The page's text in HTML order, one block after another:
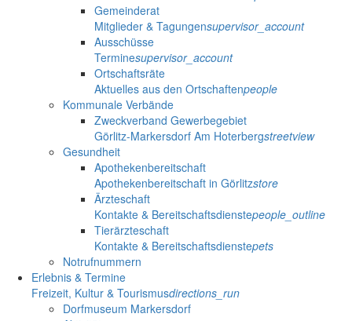
Gemeinderat
Mitglieder & Tagungensupervisor_account
Ausschüsse
Terminesupervisor_account
Ortschaftsräte
Aktuelles aus den Ortschaftenpeople
Kommunale Verbände
Zweckverband Gewerbegebiet
Görlitz-Markersdorf Am Hoterbergstreetview
Gesundheit
Apothekenbereitschaft
Apothekenbereitschaft in Görlitzstore
Ärzteschaft
Kontakte & Bereitschaftsdienstepeople_outline
Tierärzteschaft
Kontakte & Bereitschaftsdienstepets
Notrufnummern
Erlebnis & Termine
Freizeit, Kultur & Tourismusdirections_run
Dorfmuseum Markersdorf